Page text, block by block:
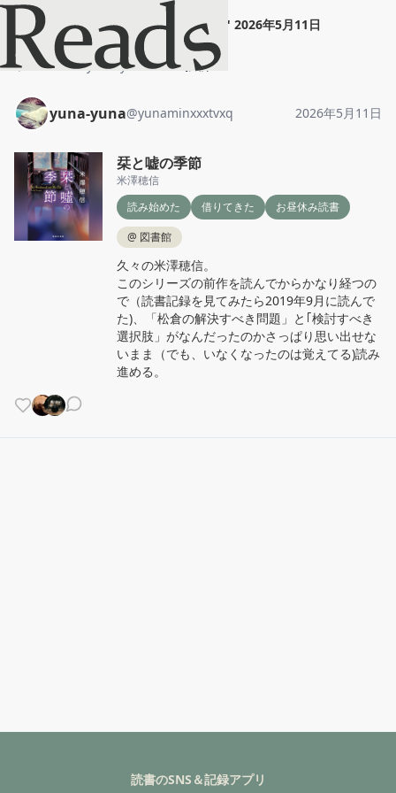
yuna-yuna "栞と嘘の季節 " 2026年5月11日
ホーム yuna-yuna 投稿
yuna-yuna@yunaminxxxtvxq 2026年5月11日
栞と嘘の季節
米澤穂信
読み始めた
借りてきた
お昼休み読書
@ 図書館
久々の米澤穂信。
このシリーズの前作を読んでからかなり経つの
で（読書記録を見てみたら2019年9月に読んで
た)、「松倉の解決すべき問題」と｢検討すべき
選択肢」がなんだったのかさっぱり思い出せな
いまま（でも、いなくなったのは覚えてる)読み
進める。
読書のSNS＆記録アプリ